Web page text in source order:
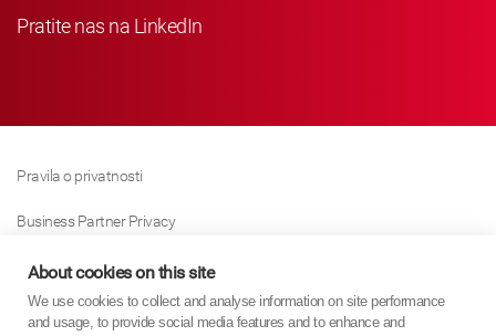
Pratite nas na LinkedIn
Pravila o privatnosti
Business Partner Privacy
Pravila O Kolačićima
Modern Slavery Act Policy
About cookies on this site
We use cookies to collect and analyse information on site performance
and usage, to provide social media features and to enhance and